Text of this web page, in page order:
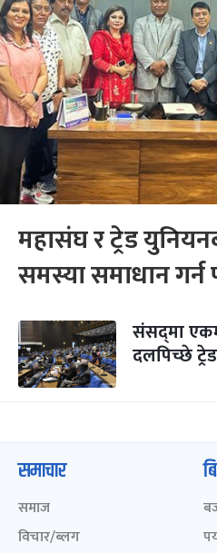
महासंघ र ट्रेड
समस्या समाधान गर्न
संसद्‌मा
दलपिच्छे
समाचार
समाज
विचार/ब्लग